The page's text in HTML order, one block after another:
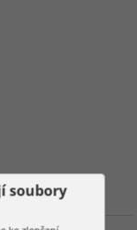
soubory